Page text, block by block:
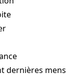
dernières mens